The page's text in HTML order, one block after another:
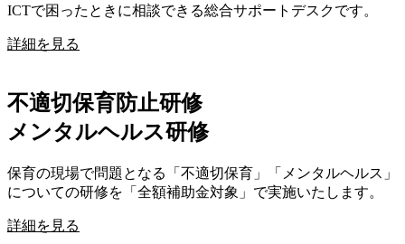
ICTで困ったときに相談できる総合サポートデスクです。
詳細を見る
不適切保育防止研修
メンタルヘルス研修
保育の現場で問題となる「不適切保育」「メンタルヘルス」
についての研修を「全額補助金対象」で実施いたします。
詳細を見る